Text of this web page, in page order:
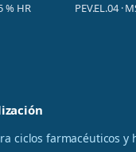
% HR PEV.EL.04 ·
ciclos farmacéuticos y